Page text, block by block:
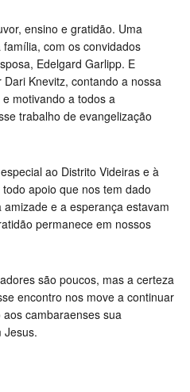
ensino e gratidão. Uma
com os convidados
Edelgard Garlipp. E
Knevitz, contando a nossa
motivando a todos a
trabalho de evangelização
ao Distrito Videiras e à
apoio que nos tem dado
e a esperança estavam
permanece em nossos
são poucos, mas a certeza
encontro nos move a continuar
cambaraenses sua
Jesus.